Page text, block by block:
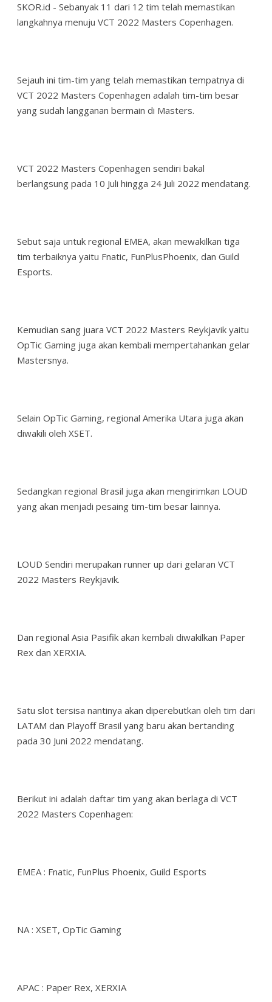
SKOR.id - Sebanyak 11 dari 12 tim telah memastikan
langkahnya menuju VCT 2022 Masters Copenhagen.
Sejauh ini tim-tim yang telah memastikan tempatnya di
VCT 2022 Masters Copenhagen adalah tim-tim besar
yang sudah langganan bermain di Masters.
VCT 2022 Masters Copenhagen sendiri bakal
berlangsung pada 10 Juli hingga 24 Juli 2022 mendatang.
Sebut saja untuk regional EMEA, akan mewakilkan tiga
tim terbaiknya yaitu Fnatic, FunPlusPhoenix, dan Guild
Esports.
Kemudian sang juara VCT 2022 Masters Reykjavik yaitu
OpTic Gaming juga akan kembali mempertahankan gelar
Mastersnya.
Selain OpTic Gaming, regional Amerika Utara juga akan
diwakili oleh XSET.
Sedangkan regional Brasil juga akan mengirimkan LOUD
yang akan menjadi pesaing tim-tim besar lainnya.
LOUD Sendiri merupakan runner up dari gelaran VCT
2022 Masters Reykjavik.
Dan regional Asia Pasifik akan kembali diwakilkan Paper
Rex dan XERXIA.
Satu slot tersisa nantinya akan diperebutkan oleh tim dari
LATAM dan Playoff Brasil yang baru akan bertanding
pada 30 Juni 2022 mendatang.
Berikut ini adalah daftar tim yang akan berlaga di VCT
2022 Masters Copenhagen:
EMEA : Fnatic, FunPlus Phoenix, Guild Esports
NA : XSET, OpTic Gaming
APAC : Paper Rex, XERXIA